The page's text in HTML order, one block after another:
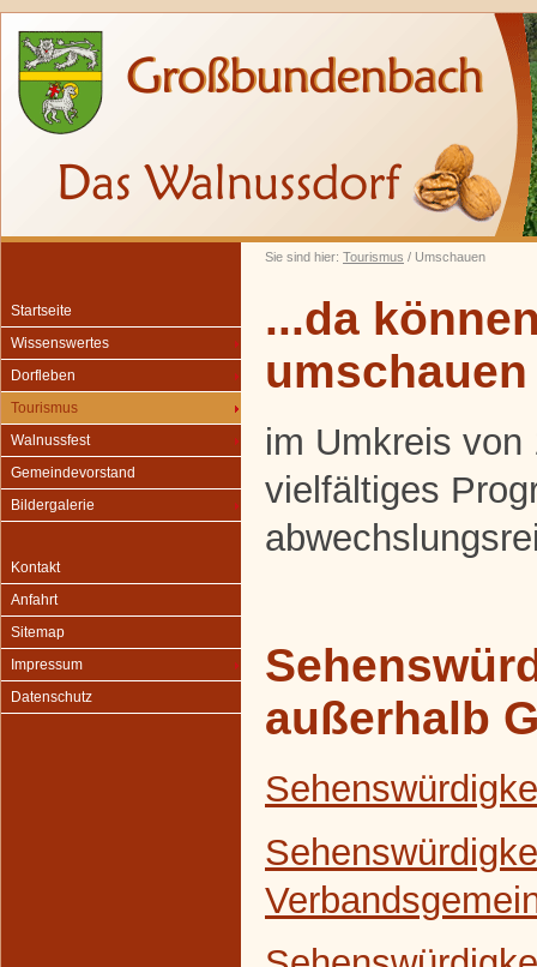
Sie sind hier: Tourismus / Umschauen
Startseite
Wissenswertes
Dorfleben
Tourismus
Walnussfest
Gemeindevorstand
Bildergalerie
Kontakt
Anfahrt
Sitemap
Impressum
Datenschutz
...da
umschauen
im Umkreis
vielfältiges
außerhalb